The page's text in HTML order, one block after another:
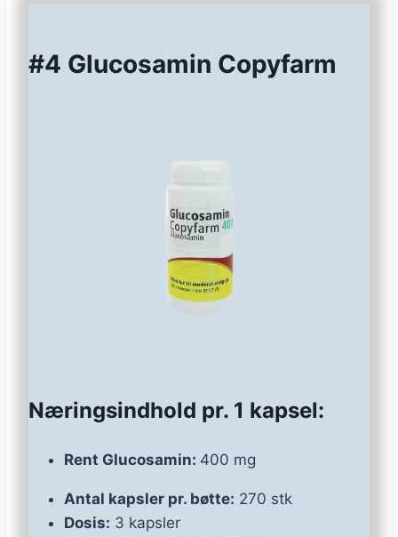
#4 Glucosamin Copyfarm
Næringsindhold pr. 1 kapsel:
Rent Glucosamin: 400 mg
Antal kapsler pr. bøtte: 270 stk
Dosis: 3 kapsler